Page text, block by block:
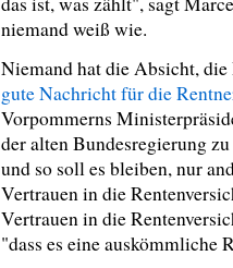
niemand weiß wie.
Niemand hat die Absicht,
gute Nachricht für die
Vorpommerns
der alten Bundesregierung
und so soll es bleiben, nur
Vertrauen in die
Vertrauen in die
"dass es eine auskömmliche